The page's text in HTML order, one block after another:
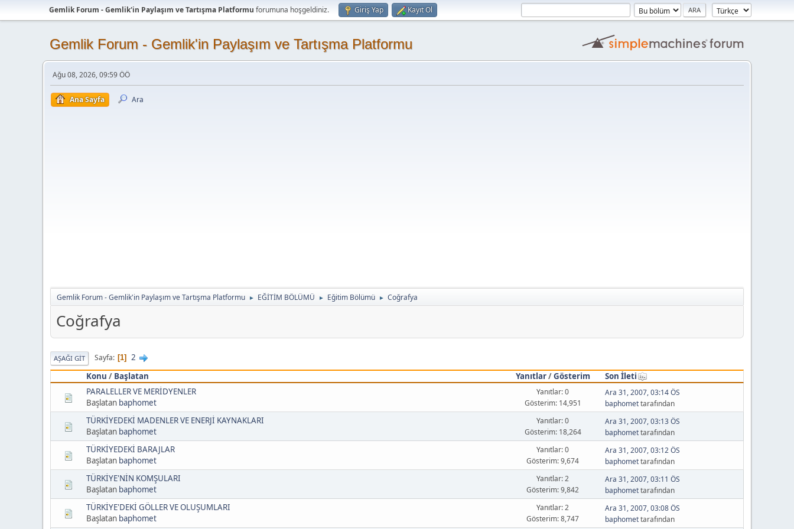
Gemlik Forum - Gemlik'in Paylaşım ve Tartışma Platformu forumuna hoşgeldiniz. Giriş Yap Kayıt Ol
Gemlik Forum - Gemlik'in Paylaşım ve Tartışma Platformu
Ağu 08, 2026, 09:59 ÖÖ
Ana Sayfa Ara
Gemlik Forum - Gemlik'in Paylaşım ve Tartışma Platformu ► EĞİTİM BÖLÜMÜ ► Eğitim Bölümü ► Coğrafya
Coğrafya
AŞAĞI GIT Sayfa 1
2
Konu / Başlatan Yanıtlar/Gösterim
Son İleti
PARALELLER VE MERİDYENLER
Başlatan baphomet
Yanıtlar: 0
Gösterim: 14,951
Ara 31, 2007, 03:14 ÖS
baphomettarafından
TÜRKİYEDEKİ MADENLER VE ENERJİ KAYNAKLARI
Başlatan baphomet
Yanıtlar: 0
Gösterim: 18,264
Ara 31, 2007, 03:13 ÖS
baphomettarafından
TÜRKİYEDEKİ BARAJLAR
Başlatan baphomet
Yanıtlar: 0
Gösterim: 9,674
Ara 31, 2007, 03:12 ÖS
baphomettarafından
TÜRKİYE'NİN KOMŞULARI
Başlatan baphomet
Yanıtlar: 2
Gösterim: 9,842
Ara 31, 2007, 03:11 ÖS
baphomettarafından
TÜRKİYE'DEKİ GÖLLER VE OLUŞUMLARI
Başlatan baphomet
Yanıtlar: 2
Gösterim: 8,747
Ara 31, 2007, 03:08 ÖS
baphomettarafından